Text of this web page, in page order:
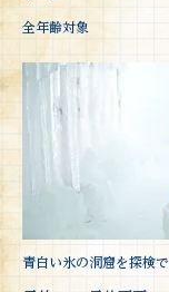
全年齢対象
青白い氷の洞窟を探検